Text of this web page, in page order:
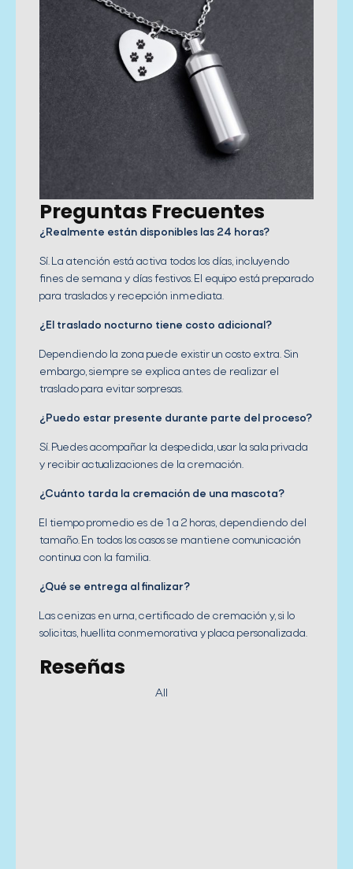
Preguntas Frecuentes
¿Realmente están disponibles las 24 horas?
Sí. La atención está activa todos los días, incluyendo
fines de semana y días festivos. El equipo está preparado
para traslados y recepción inmediata.
¿El traslado nocturno tiene costo adicional?
Dependiendo la zona puede existir un costo extra. Sin
embargo, siempre se explica antes de realizar el
traslado para evitar sorpresas.
¿Puedo estar presente durante parte del proceso?
Sí. Puedes acompañar la despedida, usar la sala privada
y recibir actualizaciones de la cremación.
¿Cuánto tarda la cremación de una mascota?
El tiempo promedio es de 1 a 2 horas, dependiendo del
tamaño. En todos los casos se mantiene comunicación
continua con la familia.
¿Qué se entrega al finalizar?
Las cenizas en urna, certificado de cremación y, si lo
solicitas, huellita conmemorativa y placa personalizada.
Reseñas
All